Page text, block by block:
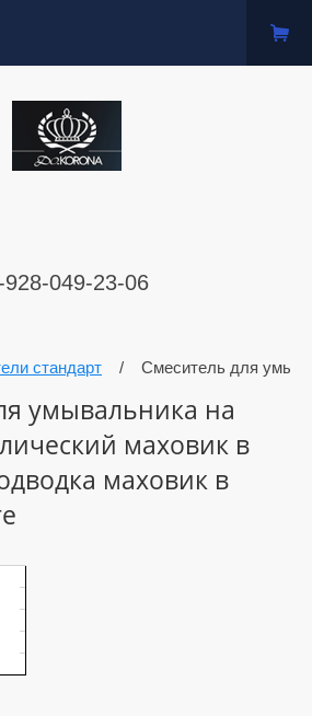
928-049-23-06
стандарт / Смеситель для
умывальника на
маховик в
маховик в